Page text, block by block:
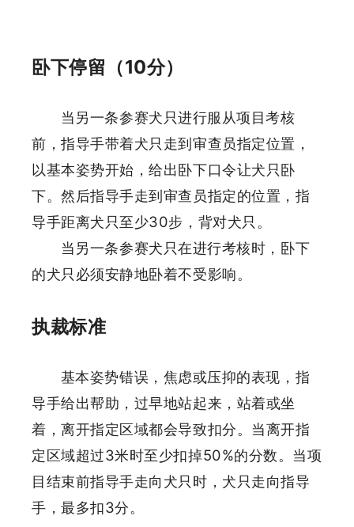
卧下停留（10分）
当另一条参赛犬只进行服从项目考核
前，指导手带着犬只走到审查员指定位置，
以基本姿势开始，给出卧下口令让犬只卧
下。然后指导手走到审查员指定的位置，指
导手距离犬只至少30步，背对犬只。
当另一条参赛犬只在进行考核时，卧下
的犬只必须安静地卧着不受影响。
执裁标准
基本姿势错误，焦虑或压抑的表现，指
导手给出帮助，过早地站起来，站着或坐
着，离开指定区域都会导致扣分。当离开指
定区域超过3米时至少扣掉50%的分数。 当项
目结束前指导手走向犬只时，犬只走向指导
手，最多扣3分。